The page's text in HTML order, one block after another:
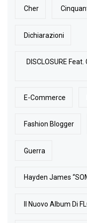
Cher
Dichiarazioni
DISCLOSURE
E-Commerce
Fashion Blogger
Guerra
Hayden James
Il Nuovo Album Di